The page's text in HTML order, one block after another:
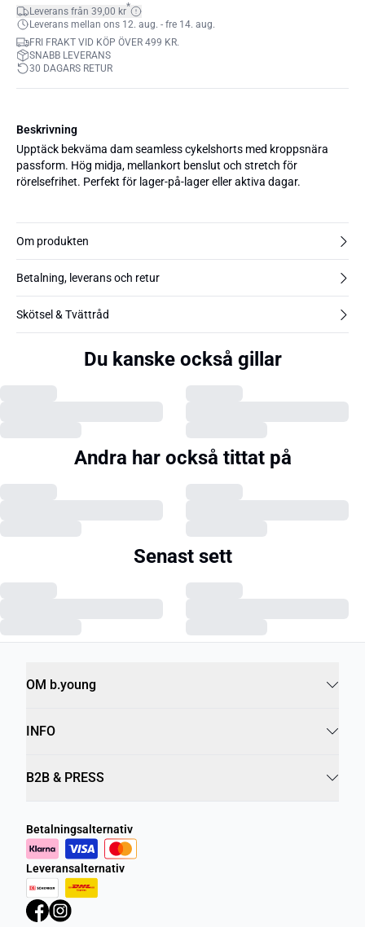
Leverans från 39,00 kr*
Leverans mellan ons 12. aug. - fre 14. aug.
FRI FRAKT VID KÖP ÖVER 499 KR.
SNABB LEVERANS
30 DAGARS RETUR
Beskrivning
Upptäck bekväma dam seamless cykelshorts med kroppsnära
passform. Hög midja, mellankort benslut och stretch för
rörelsefrihet. Perfekt för lager-på-lager eller aktiva dagar.
Om produkten
Betalning, leverans och retur
Skötsel & Tvättråd
Du kanske också gillar
Andra har också tittat på
Senast sett
OM b.young
INFO
B2B & PRESS
Betalningsalternativ
Leveransalternativ